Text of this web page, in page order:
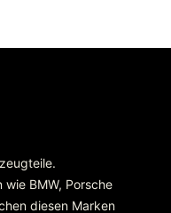
BMW, Porsche
diesen Marken